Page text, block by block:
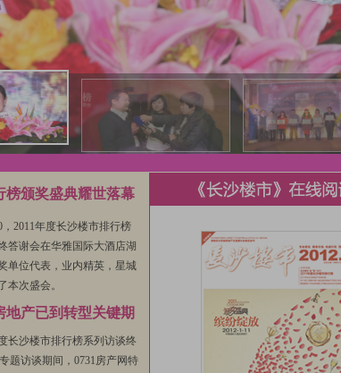
榜颁奖盛典耀世落幕
，2011年度长沙楼市排行榜
答谢会在华雅国际大酒店湖
单位代表，业内精英，星城
本次盛会。
地产已到转型关键期
长沙楼市排行榜系列访谈终
题访谈期间，0731房产网特